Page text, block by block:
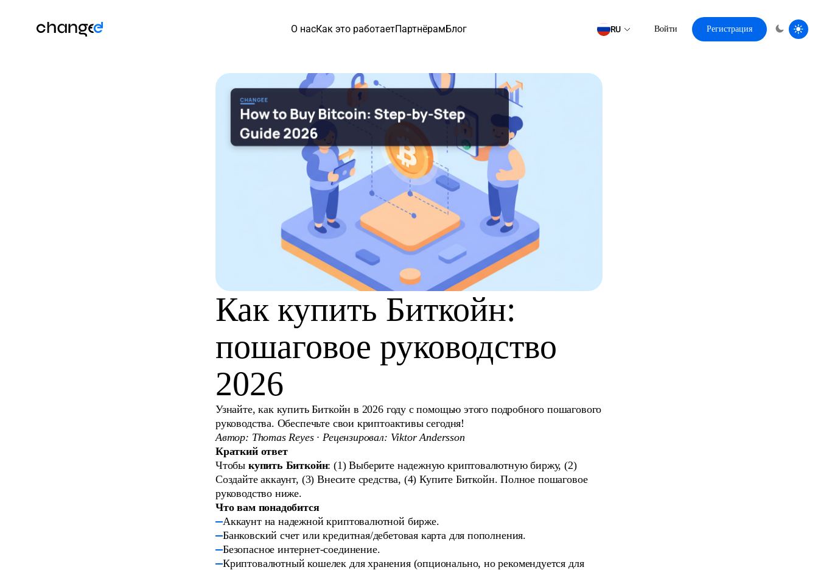
О насКак это работаетПартнёрамБлог RU Войти Регистрация
Как купить Биткойн:
пошаговое руководство
2026
Узнайте, как купить Биткойн в 2026 году с помощью этого подробного пошагового
руководства. Обеспечьте свои криптоактивы сегодня!
Автор: Thomas Reyes · Рецензировал: Viktor Andersson
Краткий ответ
Чтобы купить Биткойн: (1) Выберите надежную криптовалютную биржу, (2)
Создайте аккаунт, (3) Внесите средства, (4) Купите Биткойн. Полное пошаговое
руководство ниже.
Что вам понадобится
Аккаунт на надежной криптовалютной бирже.
Банковский счет или кредитная/дебетовая карта для пополнения.
Безопасное интернет-соединение.
Криптовалютный кошелек для хранения (опционально, но рекомендуется для